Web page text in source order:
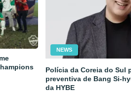
NEWS
Polícia da Coreia do Sul
preventiva de Bang Si-
da HYBE